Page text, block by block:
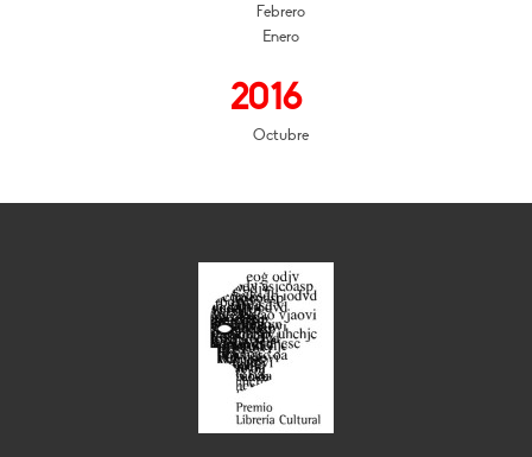
Febrero
Enero
2016
Octubre